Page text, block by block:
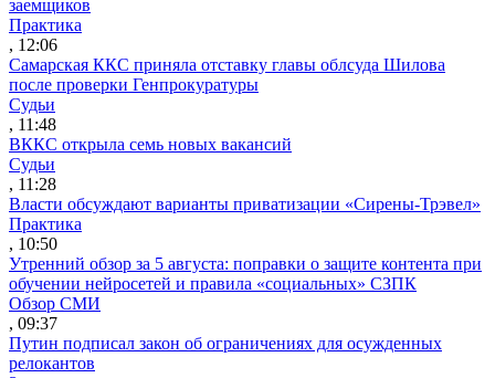
заемщиков
Практика
, 12:06
Самарская ККС приняла отставку главы облсуда Шилова
после проверки Генпрокуратуры
Судьи
, 11:48
ВККС открыла семь новых вакансий
Судьи
, 11:28
Власти обсуждают варианты приватизации «Сирены-Трэвел»
Практика
, 10:50
Утренний обзор за 5 августа: поправки о защите контента при
обучении нейросетей и правила «социальных» СЗПК
Обзор СМИ
, 09:37
Путин подписал закон об ограничениях для осужденных
релокантов